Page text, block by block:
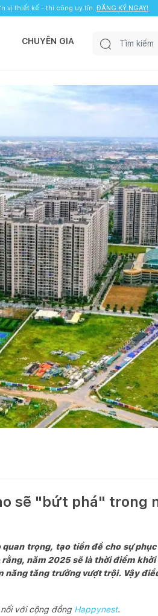
vị thiết kế - thi công uy tín. ĐĂNG KÝ NGAY!
CHUYÊN GIA
sẽ "bứt phá" trong
trọng, tạo tiền đề cho sự
năm 2025 sẽ là thời điểm
năng tăng trưởng vượt trội. Vậy
với cộng đồng Happynest.